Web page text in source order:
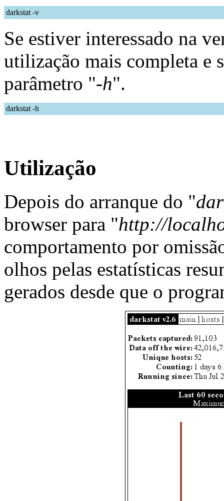
darkstat -v
Se estiver interessado na
utilização mais completa e
parâmetro "-h".
darkstat -h
Utilização
Depois do arranque do "
browser para "http://
comportamento por
olhos pelas estatísticas
gerados desde que o